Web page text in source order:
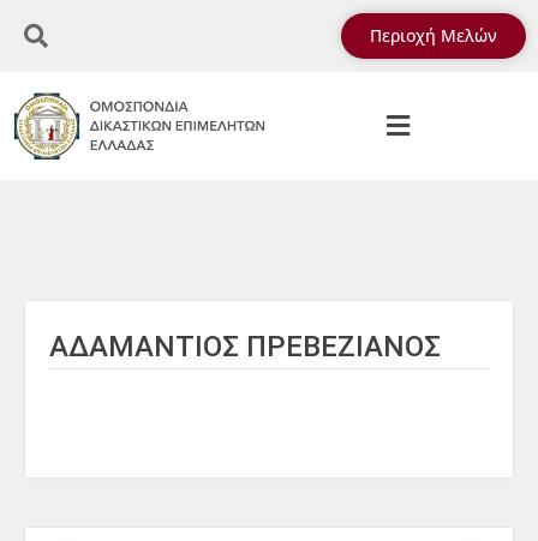
Περιοχή Μελών
ΑΔΑΜΑΝΤΙΟΣ ΠΡΕΒΕΖΙΑΝΟΣ